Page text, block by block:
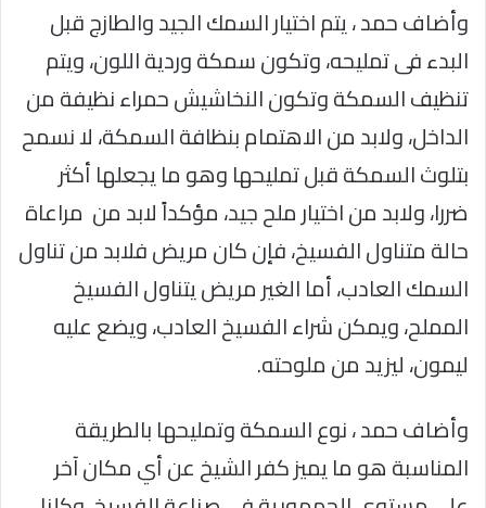
وأضاف حمد ، يتم اختيار السمك الجيد والطازج قبل
البدء فى تمليحه، وتكون سمكة وردية اللون، ويتم
تنظيف السمكة وتكون النخاشيش حمراء نظيفة من
الداخل، ولابد من الاهتمام بنظافة السمكة، لا نسمح
بتلوث السمكة قبل تمليحها وهو ما يجعلها أكثر
ضررا، ولابد من اختيار ملح جيد، مؤكداً لابد من مراعاة
حالة متناول الفسيخ، فإن كان مريض فلابد من تناول
السمك العادب، أما الغير مريض يتناول الفسيخ
المملح، ويمكن شراء الفسيخ العادب، ويضع عليه
ليمون، ليزيد من ملوحته.
وأضاف حمد ، نوع السمكة وتمليحها بالطريقة
المناسبة هو ما يميز كفر الشيخ عن أي مكان آخر